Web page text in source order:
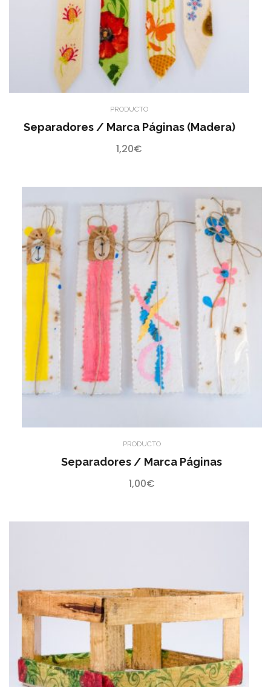
PRODUCTO
Separadores / Marca Páginas (madera)
1,20€
PRODUCTO
Separadores / Marca Páginas
1,00€